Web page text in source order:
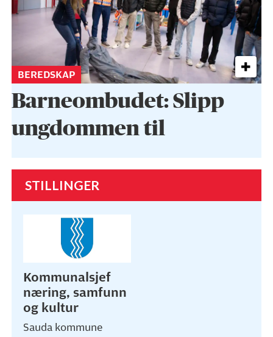
BEREDSKAP
Barneombudet: Slipp
ungdommen til
STILLINGER
Kommunalsjef
næring, samfunn
og kultur
Sauda kommune